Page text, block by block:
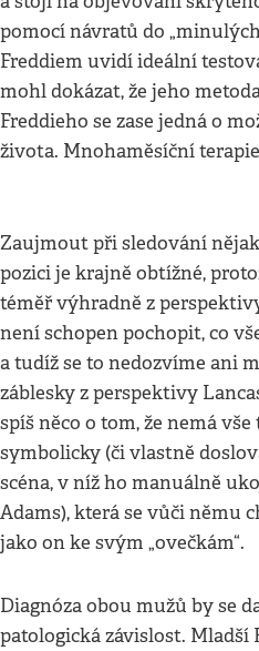
pomocí návratů do
Freddiem uvidí ideální
mohl dokázat, že jeho
Freddieho se zase jedná o
života. Mnohaměsíční
Zaujmout při sledování
pozici je krajně obtížné,
téměř výhradně z
není schopen pochopit, co
a tudíž se to nedozvíme ani
záblesky z perspektivy
spíš něco o tom, že nemá
symbolicky (či vlastně
scéna, v níž ho manuálně
Adams), která se vůči němu
jako on ke svým „ovečkám“.
Diagnóza obou mužů by se
patologická závislost. Mladší